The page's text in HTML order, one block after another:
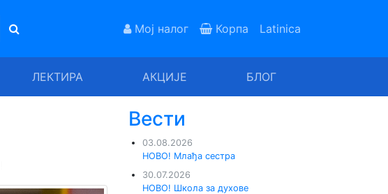
Мој налог Корпа Latinica
ЛЕКТИРА АКЦИЈЕ БЛОГ
Вести
03.08.2026
НОВО! Млађа сестра
30.07.2026
НОВО! Школа за духове